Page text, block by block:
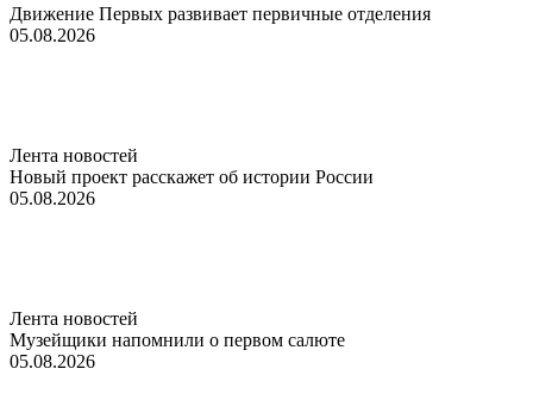
Движение Первых развивает первичные отделения
05.08.2026
Лента новостей
Новый проект расскажет об истории России
05.08.2026
Лента новостей
Музейщики напомнили о первом салюте
05.08.2026